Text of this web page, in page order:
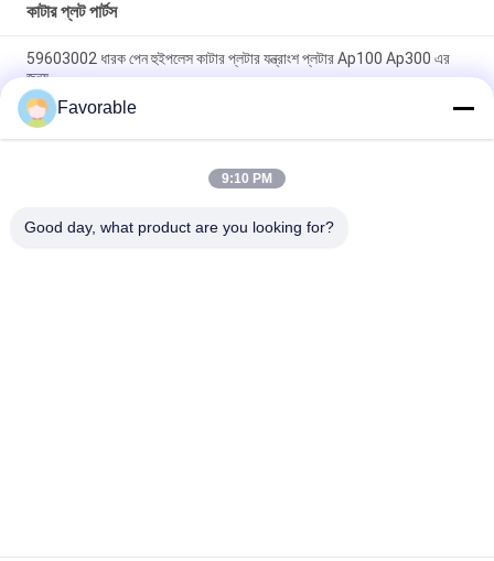
কাটার প্লট পার্টস
59603002 ধারক পেন হুইপলেস কাটার প্লটার যন্ত্রাংশ প্লটার Ap100 Ap300 এর
জন্য
77685000 Nip Roller Assy, Cutter Plotter Parts For Cutter
Plotter Infinity (নিপোল রোলার অ্যাসি, কাটার প্লট্টার পার্টস ফর কাটার প্লটটার
Favorable
9:10 PM
Good day, what product are you looking for?